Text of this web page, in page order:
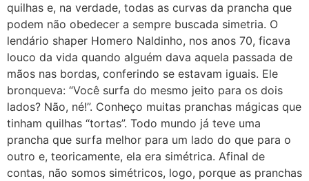
quilhas e, na verdade, todas as curvas da prancha que
podem não obedecer a sempre buscada simetria. O
lendário shaper Homero Naldinho, nos anos 70, ficava
louco da vida quando alguém dava aquela passada de
mãos nas bordas, conferindo se estavam iguais. Ele
bronqueva: “Você surfa do mesmo jeito para os dois
lados? Não, né!”. Conheço muitas pranchas mágicas que
tinham quilhas “tortas”. Todo mundo já teve uma
prancha que surfa melhor para um lado do que para o
outro e, teoricamente, ela era simétrica. Afinal de
contas, não somos simétricos, logo, porque as pranchas